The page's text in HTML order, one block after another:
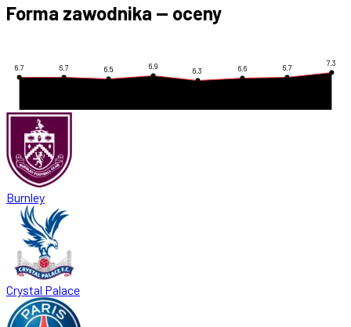
Forma zawodnika — oceny
6.7 6.7 6.5 6.9
6.3 6.6 6.7
7.3
Burnley
Crystal Palace